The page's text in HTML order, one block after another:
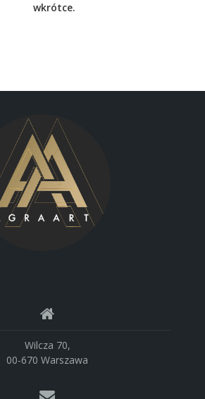
wkrótce.
Wilcza 70,
00-670 Warszawa